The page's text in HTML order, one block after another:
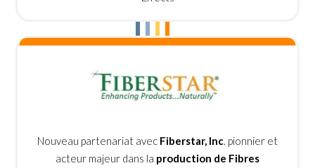
Nouveau partenariat avec Fiberstar, Inc. pionnier et
acteur majeur dans la production de Fibres